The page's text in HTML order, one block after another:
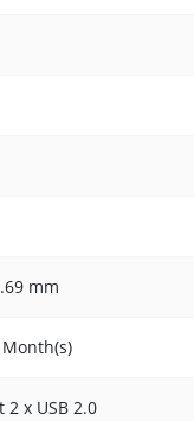
mm
2 x USB 2.0